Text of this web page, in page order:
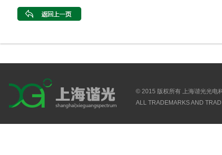
© 2015 版权所有 上海谐光光电
ALL TRADEMARKS AND